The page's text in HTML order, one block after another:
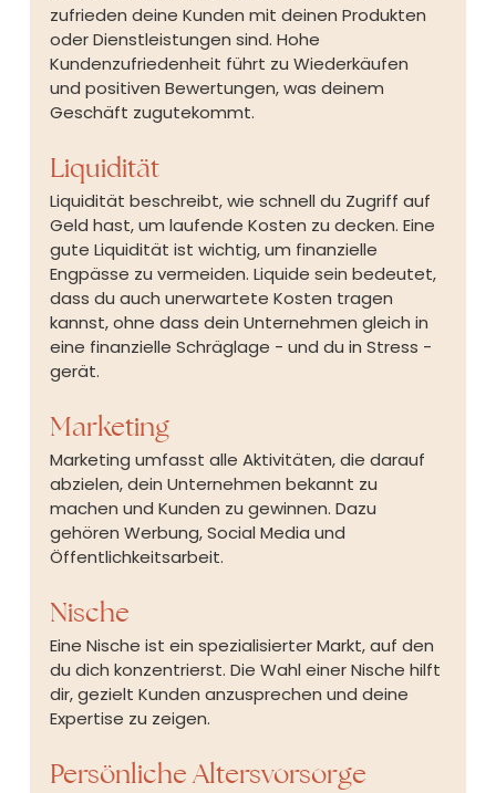
zufrieden deine Kunden mit deinen Produkten
oder Dienstleistungen sind. Hohe
Kundenzufriedenheit führt zu Wiederkäufen
und positiven Bewertungen, was deinem
Geschäft zugutekommt.
Liquidität
Liquidität beschreibt, wie schnell du Zugriff auf
Geld hast, um laufende Kosten zu decken. Eine
gute Liquidität ist wichtig, um finanzielle
Engpässe zu vermeiden. Liquide sein bedeutet,
dass du auch unerwartete Kosten tragen
kannst, ohne dass dein Unternehmen gleich in
eine finanzielle Schräglage - und du in Stress -
gerät.
Marketing
Marketing umfasst alle Aktivitäten, die darauf
abzielen, dein Unternehmen bekannt zu
machen und Kunden zu gewinnen. Dazu
gehören Werbung, Social Media und
Öffentlichkeitsarbeit.
Nische
Eine Nische ist ein spezialisierter Markt, auf den
du dich konzentrierst. Die Wahl einer Nische hilft
dir, gezielt Kunden anzusprechen und deine
Expertise zu zeigen.
Persönliche Altersvorsorge